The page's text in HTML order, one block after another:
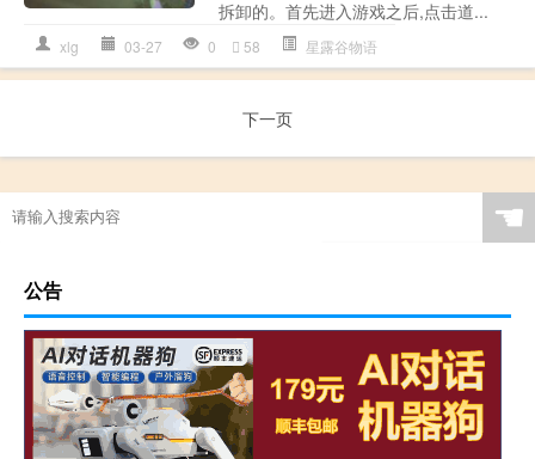
拆卸的。首先进入游戏之后,点击道...
xlg 03-27 0 58 星露谷物语
下一页
☚
公告